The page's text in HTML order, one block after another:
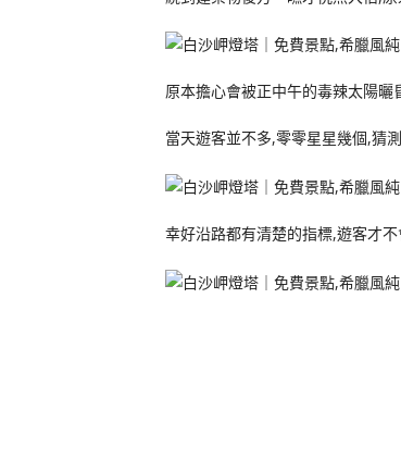
原本擔心會被正中午的毒辣太陽
當天遊客並不多,零零星星幾個,猜
幸好沿路都有清楚的指標,遊客才